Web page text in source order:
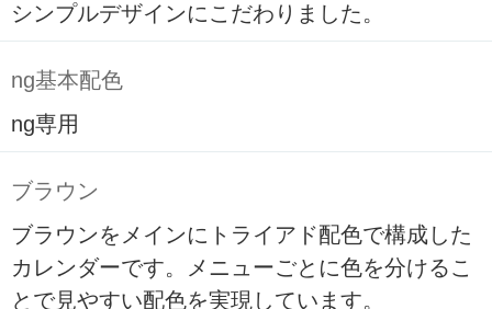
シンプルデザインにこだわりました。
ng基本配色
ng専用
ブラウン
ブラウンをメインにトライアド配色で構成した
カレンダーです。メニューごとに色を分けるこ
とで見やすい配色を実現しています。